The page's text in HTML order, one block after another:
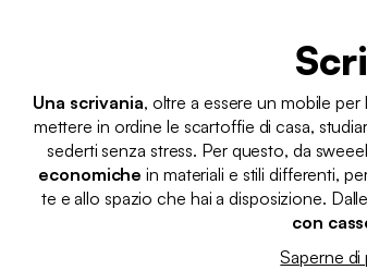
Una scrivania, oltre a essere un mobile
mettere in ordine le scartoffie di casa,
sederti senza stress. Per questo, da
economiche in materiali e stili differenti,
te e allo spazio che hai a disposizione.
con
Saperne di